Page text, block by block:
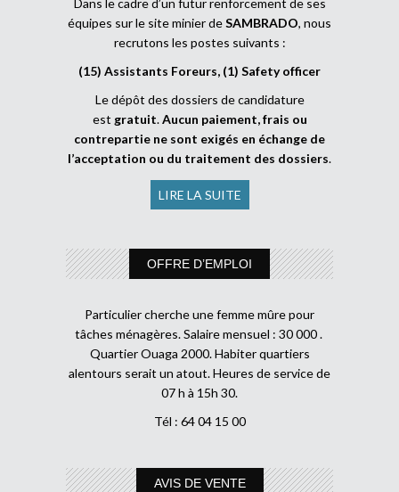
Dans le cadre d’un futur renforcement de ses
équipes sur le site minier deSAMBRADO, nous
recrutons les postes suivants :
(15) Assistants Foreurs, (1) Safety officer
Le dépôt des dossiers de candidature
est gratuit.Aucun paiement, frais ou
contrepartie ne sont exigés en échange de
l’acceptation ou du traitement des dossiers.
LIRE LA SUITE
OFFRE D’EMPLOI
Particulier cherche une femme mûre pour
tâches ménagères. Salaire mensuel : 30 000 .
Quartier Ouaga 2000. Habiter quartiers
alentours serait un atout. Heures de service de
07 h à 15h 30.
Tél : 64 04 15 00
AVIS DE VENTE